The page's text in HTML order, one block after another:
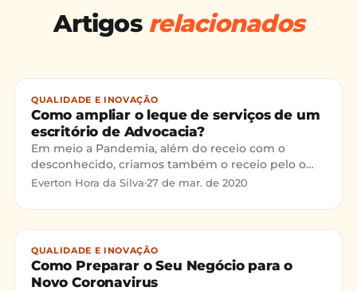
Artigos relacionados
QUALIDADE E INOVAÇÃO
Como ampliar o leque de serviços de um
escritório de Advocacia?
Em meio a Pandemia, além do receio com o
desconhecido, criamos também o receio pelo o
que já é conhecido, não é mesmo? Há quem diga
Everton Hora da Silva·27 de mar. de 2020
QUALIDADE E INOVAÇÃO
Como Preparar o Seu Negócio para o
Novo Coronavirus